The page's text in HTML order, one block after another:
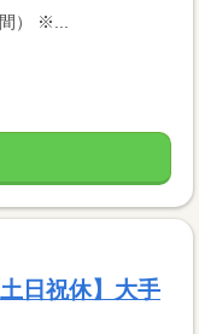
） ※...
日祝休】大手